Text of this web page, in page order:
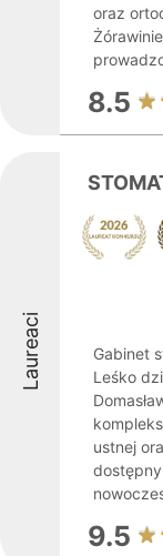
oraz
8.5
Laureaci
Gabinet
Leśko
ustnej
9.5